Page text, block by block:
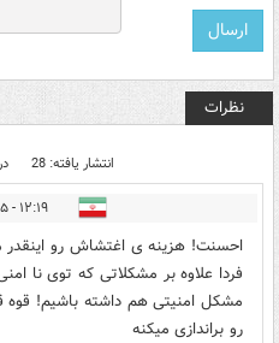
نظرات
انتشار یافته: 28
۱۲:۱۹ - ۱۴۰۱/۰۶/۱۵
احسنت! هزینه ی اغتشاش رو اینقدر
فردا علاوه بر مشکلاتی که توی نا
مشکل امنیتی هم داشته باشیم! قوه
رو براندازی میکنه